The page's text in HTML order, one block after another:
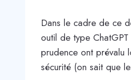
Dans le cadre de ce
outil de type
prudence ont prévalu
sécurité (on sait que